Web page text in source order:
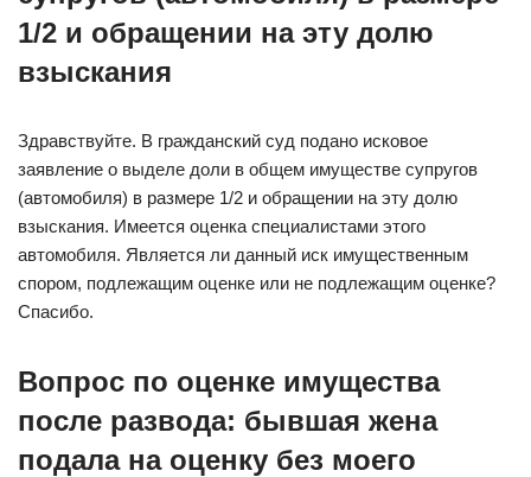
1/2 и обращении на эту долю
взыскания
Здравствуйте. В гражданский суд подано исковое
заявление о выделе доли в общем имуществе супругов
(автомобиля) в размере 1/2 и обращении на эту долю
взыскания. Имеется оценка специалистами этого
автомобиля. Является ли данный иск имущественным
спором, подлежащим оценке или не подлежащим оценке?
Спасибо.
Вопрос по оценке имущества
после развода: бывшая жена
подала на оценку без моего